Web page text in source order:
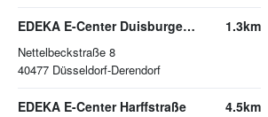
EDEKA E-Center Duisburger Straße
Nettelbeckstraße 8
40477 Düsseldorf-Derendorf
1.3km
EDEKA E-Center Harffstraße 4.5km